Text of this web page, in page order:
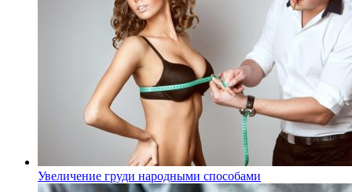
Увеличение груди народными способами